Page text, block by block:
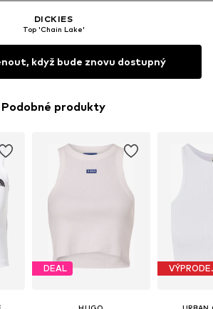
DICKIES
Top 'Chain Lake'
když bude znovu dostupný
Podobné produkty
DEAL